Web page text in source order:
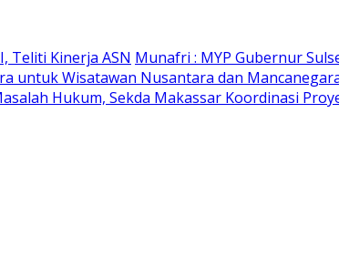
Teliti Kinerja ASN Munafri : MYP Gubernur
untuk Wisatawan Nusantara dan
Hukum, Sekda Makassar Koordinasi